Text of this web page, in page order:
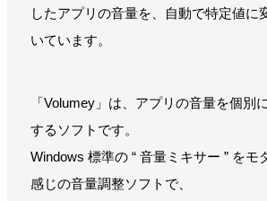
したアプリの音量を、自動で特定値に
いています。
「Volumey」は、アプリの音量を個別
するソフトです。
Windows 標準の “ 音量ミキサー ” をモ
感じの音量調整ソフトで、